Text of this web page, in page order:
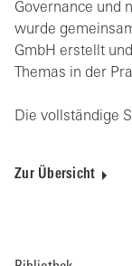
Governance und
wurde
GmbH erstellt
Themas in der
Die vollständige
Zur Übersicht